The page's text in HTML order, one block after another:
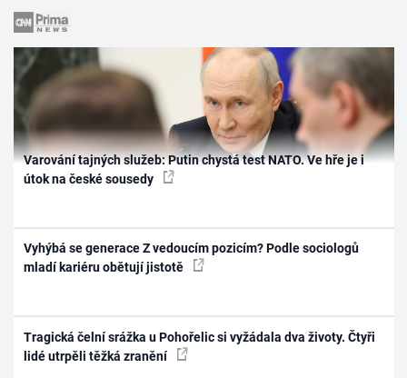
Varování tajných služeb: Putin chystá test NATO. Ve hře je i
útok na české sousedy
Vyhýbá se generace Z vedoucím pozicím? Podle sociologů
mladí kariéru obětují jistotě
Tragická čelní srážka u Pohořelic si vyžádala dva životy. Čtyři
lidé utrpěli těžká zranění